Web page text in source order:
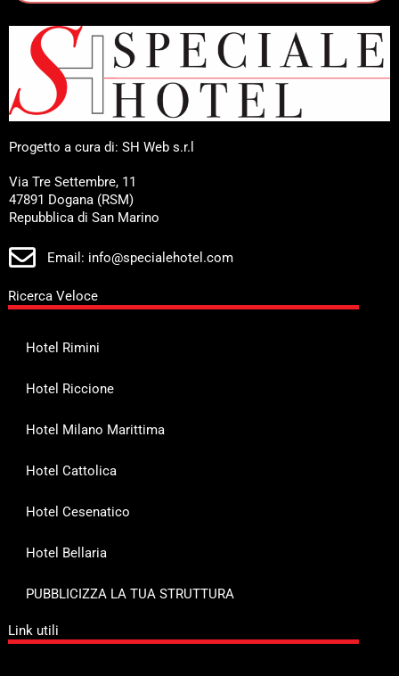
Progetto a cura di: SH Web s.r.l
Via Tre Settembre, 11
47891 Dogana (RSM)
Repubblica di San Marino
Email: info@specialehotel.com
Ricerca Veloce
Hotel Rimini
Hotel Riccione
Hotel Milano Marittima
Hotel Cattolica
Hotel Cesenatico
Hotel Bellaria
PUBBLICIZZA LA TUA STRUTTURA
Link utili